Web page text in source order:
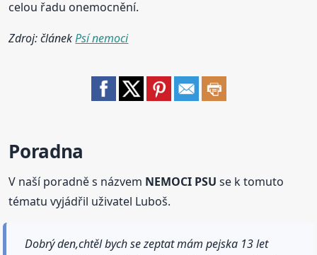
celou řadu onemocnění.
Zdroj: článekPsí nemoci
Poradna
V naší poradně s názvem NEMOCI PSU se k tomuto
tématu vyjádřil uživatel Luboš.
Dobrý den,chtěl bych se zeptat mám pejska 13 let